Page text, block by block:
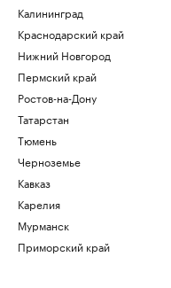
Калининград
Краснодарский край
Нижний Новгород
Пермский край
Ростов-на-Дону
Татарстан
Тюмень
Черноземье
Кавказ
Карелия
Мурманск
Приморский край